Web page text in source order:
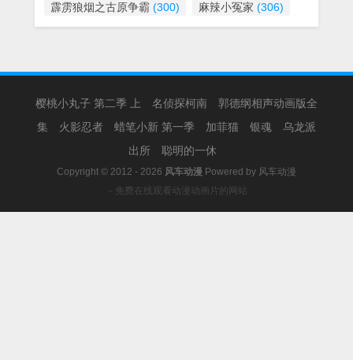
霹雳狼烟之古原争霸 (300) 麻辣小冤家 (306)
樱桃小丸子 第二季 上 名侦探柯南
郭德纲相声动画版全
集
火影忍者 蜡笔小新 第一季 加菲猫 银魂
乌龙派
出所
聪明的一休
Copyright © 2012 - 2026 风车动漫 Powered by 风车动漫
－免费在线观看动漫动画片的网站